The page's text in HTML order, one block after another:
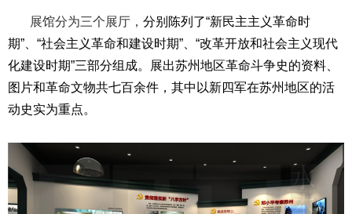
展馆分为三个展厅， 分别陈列了“新民主主义革命时
期”、“社会主义革命和建设时期”、“改革开放和社会主义现代
化建设时期”三部分组成。展出苏州地区革命斗争史的资料、
图片和革命文物共七百余件，其中以新四军在苏州地区的活
动史实为重点。